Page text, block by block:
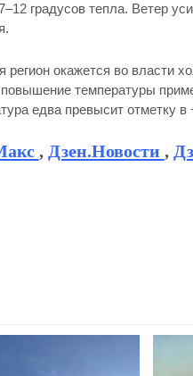
градусов тепла. Ветер
регион окажется во власти
температуры
едва превысит отметку в
, Дзен.Новости ,